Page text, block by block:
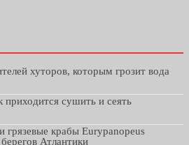
хуторов, которым грозит вода
приходится сушить и сеять
грязевые крабы Eurypanopeus
Атлантики